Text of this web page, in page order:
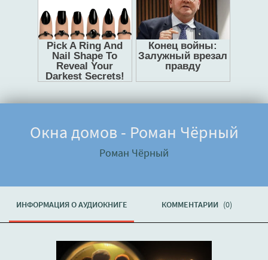
Окна домов - Роман Чёрный
Роман Чёрный
ИНФОРМАЦИЯ О АУДИОКНИГЕ КОММЕНТАРИИ (0)